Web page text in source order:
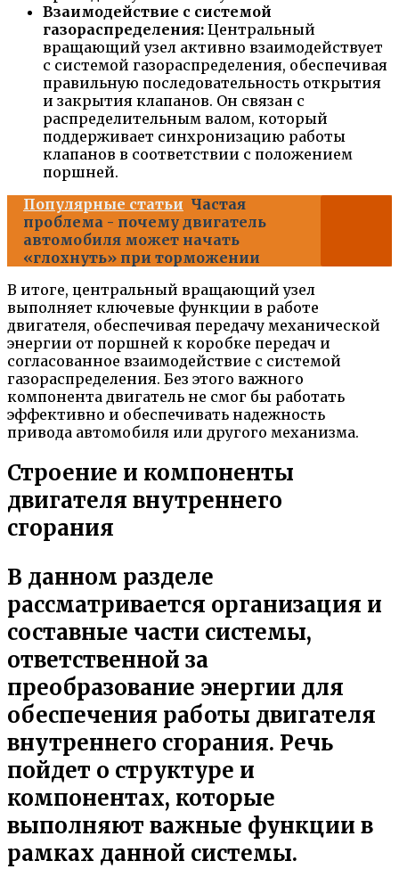
Взаимодействие с системой
газораспределения: Центральный
вращающий узел активно взаимодействует
с системой газораспределения, обеспечивая
правильную последовательность открытия
и закрытия клапанов. Он связан с
распределительным валом, который
поддерживает синхронизацию работы
клапанов в соответствии с положением
поршней.
Популярные статьи Частая
проблема - почему двигатель
автомобиля может начать
«глохнуть» при торможении
В итоге, центральный вращающий узел
выполняет ключевые функции в работе
двигателя, обеспечивая передачу механической
энергии от поршней к коробке передач и
согласованное взаимодействие с системой
газораспределения. Без этого важного
компонента двигатель не смог бы работать
эффективно и обеспечивать надежность
привода автомобиля или другого механизма.
Строение и компоненты
двигателя внутреннего
сгорания
В данном разделе
рассматривается организация и
составные части системы,
ответственной за
преобразование энергии для
обеспечения работы двигателя
внутреннего сгорания. Речь
пойдет о структуре и
компонентах, которые
выполняют важные функции в
рамках данной системы.